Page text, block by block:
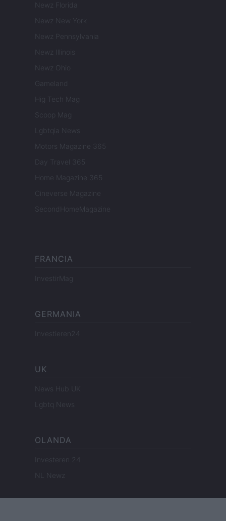
Newz Florida
Newz New York
Newz Pennsylvania
Newz Illinois
Newz Ohio
Gameland
Hig Tech Mag
Scoop Mag
Lgbtqia News
Motors Magazine 365
Day Travel 365
Home Magazine 365
Cineverse Magazine
SecondHomeMagazine
FRANCIA
InvestirMag
GERMANIA
Investieren24
UK
News Hub UK
Lgbtq News
OLANDA
Investeren 24
NL Newz